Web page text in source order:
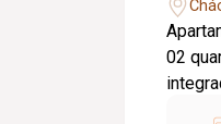
Apartamento
02